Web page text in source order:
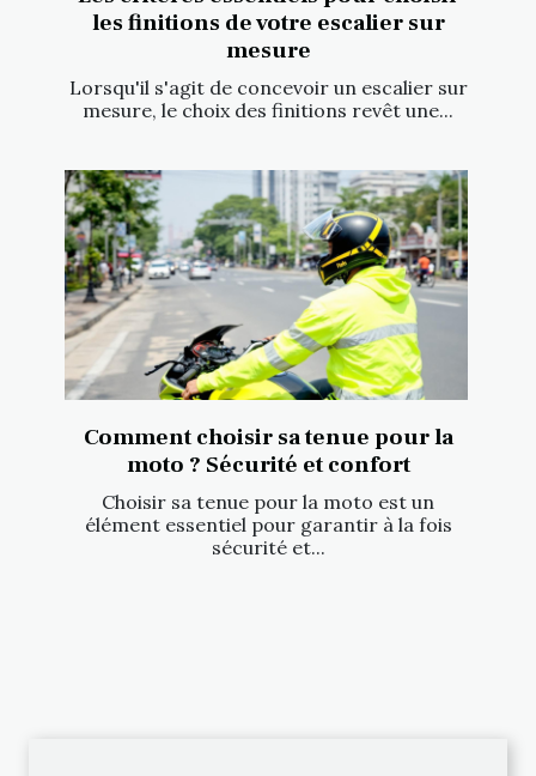
les finitions de votre escalier sur
mesure
Lorsqu'il s'agit de concevoir un escalier sur
mesure, le choix des finitions revêt une...
Comment choisir sa tenue pour la
moto ? Sécurité et confort
Choisir sa tenue pour la moto est un
élément essentiel pour garantir à la fois
sécurité et...